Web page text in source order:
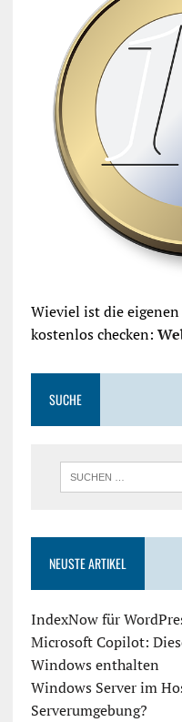
Wieviel ist die
kostenlos checken:
SUCHE
NEUSTE ARTIKEL
IndexNow für
Microsoft Copilot:
Windows enthalten
Windows Server im
Serverumgebung?